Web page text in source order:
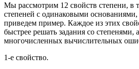
Мы рассмотрим 12 свойств степени, в
степеней с одинаковыми
приведем пример. Каждое из этих
быстрее решать задания со степенями,
многочисленных вычислительных
1-е свойство.